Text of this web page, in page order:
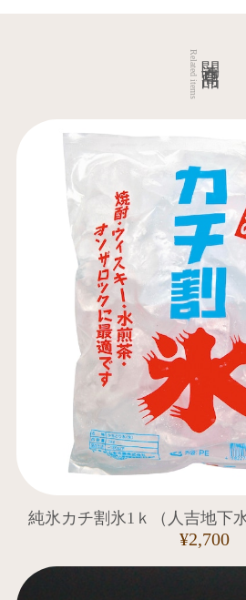
Related items
純氷カチ割氷1ｋ（人吉地下
¥2,700